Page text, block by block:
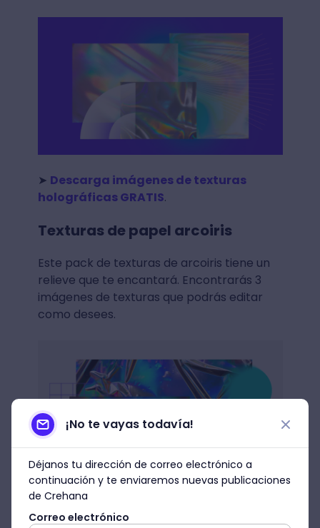
➤ Descarga imágenes de texturas
holográficas GRATIS.
Texturas de papel arcoiris
Este pack de texturas de arcoiris tiene un
relieve que te encantará. Encontrarás 3
imágenes de texturas que podrás editar
como desees.
➤Descarga texturas de papel
arcoíris GRATIS.
¡No te vayas todavía!
Déjanos tu dirección de correo electrónico a
continuación y te enviaremos nuevas publicaciones
de Crehana
Correo electrónico